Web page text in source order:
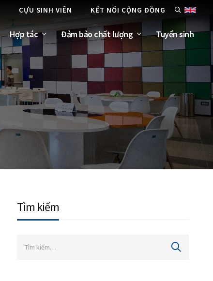
CỰU SINH VIÊN KẾT NỐI CỘNG ĐỒNG
Hợp tác Đảm bảo chất lượng Tuyển sinh
Tìm kiếm